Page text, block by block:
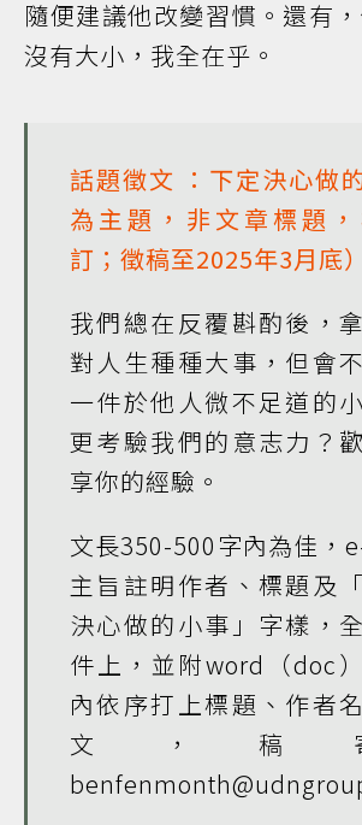
隨便建議他改變習慣。還有
沒有大小，我全在乎。
話題徵文 ：下定決心做
為主題，非文章標題
訂；徵稿至2025年3月底）
我們總在反覆斟酌後，
對人生種種大事，但會
一件於他人微不足道的
更考驗我們的意志力？
享你的經驗。
文長350-500字內為佳，
主旨註明作者、標題及
決心做的小事」字樣，
件上，並附word（doc
內依序打上標題、作者
文，稿